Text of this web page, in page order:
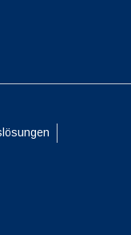
GBP - Pfund Sterling